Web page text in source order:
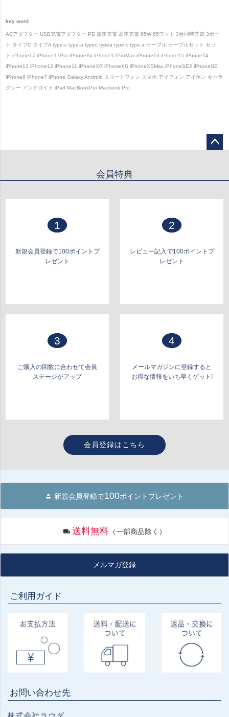
key word
ACアダプター USB充電アダプター PD 急速充電 高速充電 65W 65ワット 3台同時充電 3ポー
ト タイプC タイプA type-c type-a typec typea type c type a ケーブル ケーブルセット セッ
ト iPhone17 iPhone17Pro iPhoneAir iPhone17ProMax iPhone16 iPhone15 iPhone14
iPhone13 iPhone12 iPhone11 iPhoneXR iPhoneXS iPhoneXSMax iPhoneSE2 iPhoneSE
iPhone8 iPhone7 iPhone Galaxy Android スマートフォン スマホ アイフォン アイホン ギャラ
クシー アンドロイド iPad MacBookPro Macbook Pro
会員特典
1
新規会員登録で100ポイントプ
レゼント
2
レビュー記入で100ポイントプ
レゼント
3
ご購入の回数に合わせて会員
ステージがアップ
4
メールマガジンに登録すると
お得な情報をいち早くゲット!
会員登録はこちら
新規会員登録で100ポイントプレゼント
送料無料 （一部商品除く）
メルマガ登録
ご利用ガイド
お問い合わせ先